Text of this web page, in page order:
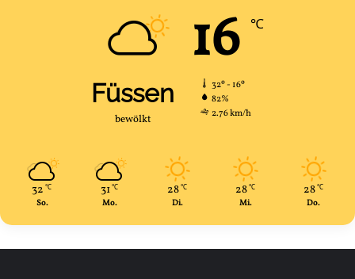
Füssen
bewölkt
16 ℃
32º - 16º
82%
2.76 km/h
32 ℃
So.
31 ℃
Mo.
28 ℃
Di.
28 ℃
Mi.
28 ℃
Do.